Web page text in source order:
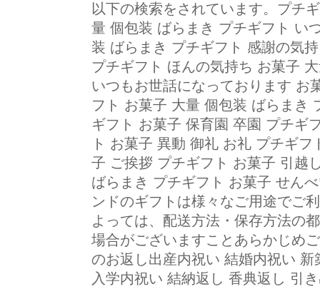
以下の検索をされています。プチ
量 個包装 ばらまき プチギフト い
装 ばらまき プチギフト 感謝の気
プチギフト ほんの気持ち お菓子
いつもお世話になっております お
フト お菓子 大量 個包装 ばらまき
ギフト お菓子 保育園 卒園 プチギ
ト お菓子 異動 御礼 お礼 プチギ
子 ご挨拶 プチギフト お菓子 引越
ばらまき プチギフト お菓子 せん
ンドのギフトは様々なご用途でご
よっては、配送方法・保存方法の
場合がございますことあらかじめ
のお返し出産内祝い 結婚内祝い
入学内祝い 結納返し 香典返し 引